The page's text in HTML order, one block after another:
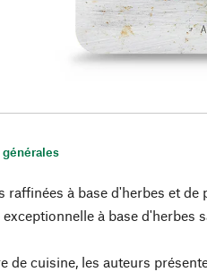
raffinées à base d'herbes et de
à base d'herbes
de cuisine, les auteurs